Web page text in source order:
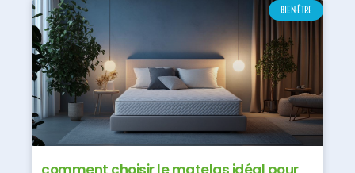
BIEN-ÊTRE